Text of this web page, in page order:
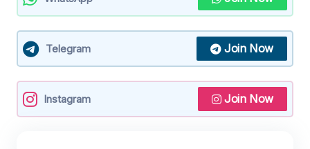
Telegram Join Now
Instagram Join Now